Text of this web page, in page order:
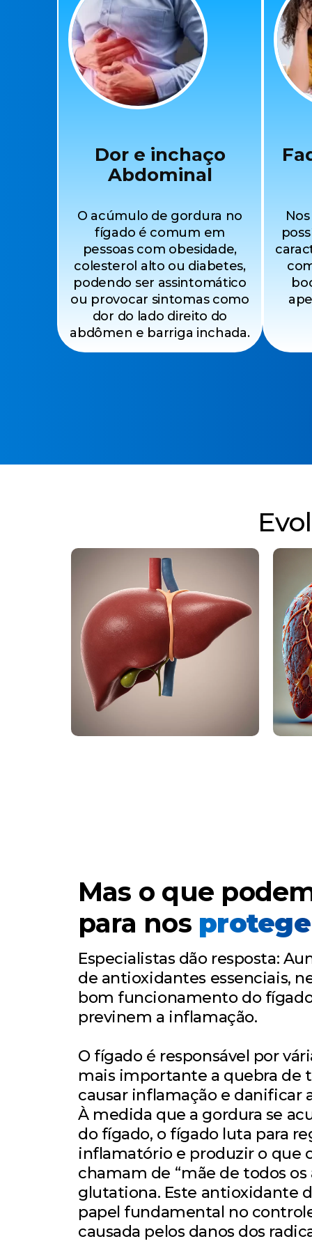
Dor e inchaço
Abdominal
O acúmulo de gordura no
fígado é comum em
pessoas com obesidade,
colesterol alto ou diabetes,
podendo ser assintomático
ou provocar sintomas como
dor do lado direito do
abdômen e barriga inchada.
Mas o que
para nos
Especialistas dão resposta:
de antioxidantes essenciais,
bom funcionamento do
previnem a inflamação.
O fígado é responsável por
mais importante a quebra de
causar inflamação e danificar
À medida que a gordura se
do fígado, o fígado luta para
inflamatório e produzir o que
chamam de “mãe de todos os
glutationa. Este antioxidante
papel fundamental no
causada pelos danos dos